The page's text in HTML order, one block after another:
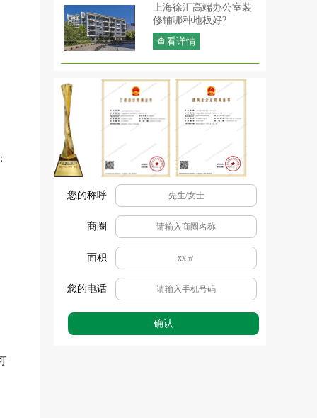
上海徐汇高端办公室装
修铺哪种地板好?
查看详情
您的称呼
商圈
面积
您的电话
确认